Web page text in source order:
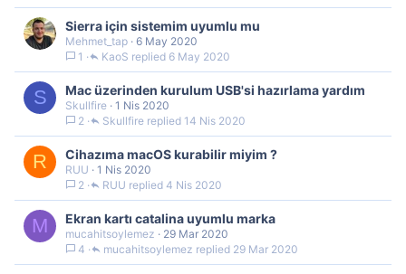
Sierra için sistemim uyumlu mu
Mehmet_tap 6 May 2020
1
6 May 2020
KaoS
S Mac üzerinden kurulum USB'si hazırlama yardım
Skullfire 1 Nis 2020
2
14 Nis 2020
Skullfire
R Cihazıma macOS kurabilir miyim ?
RUU
1 Nis 2020
2
4 Nis 2020
RUU
M Ekran kartı catalina uyumlu marka
mucahitsoylemez
29 Mar 2020
4
29 Mar 2020
mucahitsoylemez